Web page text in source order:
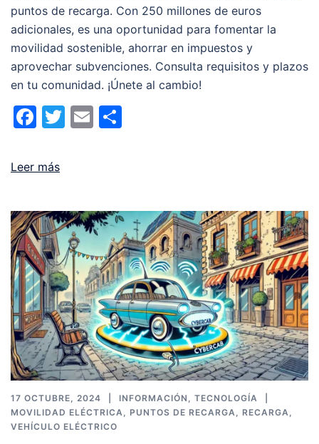
puntos de recarga. Con 250 millones de euros
adicionales, es una oportunidad para fomentar la
movilidad sostenible, ahorrar en impuestos y
aprovechar subvenciones. Consulta requisitos y plazos
en tu comunidad. ¡Únete al cambio!
Facebook
Twitter
Email
Leer más
17 OCTUBRE, 2024 INFORMACIÓN , TECNOLOGÍA
MOVILIDAD ELÉCTRICA, PUNTOS DE RECARGA, RECARGA,
VEHÍCULO ELÉCTRICO